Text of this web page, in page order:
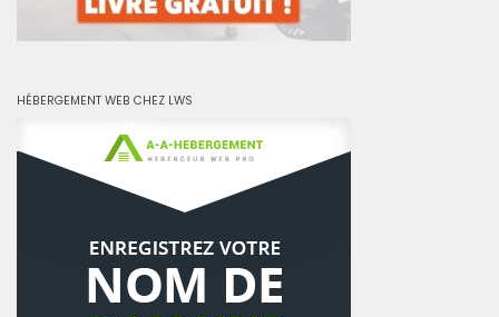
HÉBERGEMENT WEB CHEZ LWS